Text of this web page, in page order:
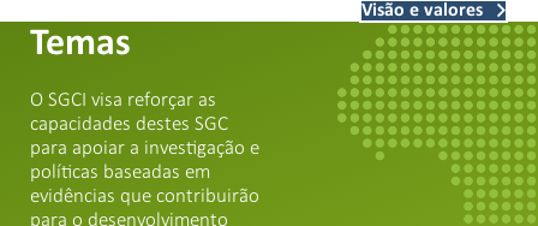
Temas
O SGCI visa reforçar as
capacidades destes SGC
para apoiar a investigação e
políticas baseadas em
evidências que contribuirão
para o desenvolvimento
Visão e valores